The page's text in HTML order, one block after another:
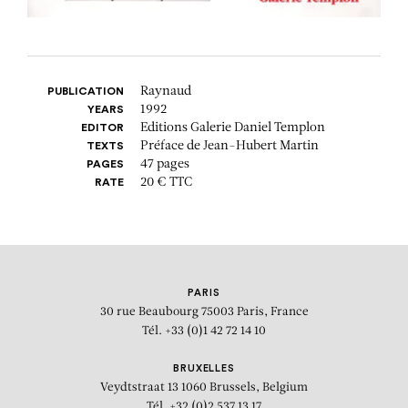
PUBLICATION Raynaud
YEARS 1992
EDITOR Editions Galerie Daniel Templon
TEXTS Préface de Jean-Hubert Martin
PAGES 47 pages
RATE 20 € TTC
PARIS
30 rue Beaubourg 75003 Paris, France
Tél. +33 (0)1 42 72 14 10
BRUXELLES
Veydtstraat 13 1060 Brussels, Belgium